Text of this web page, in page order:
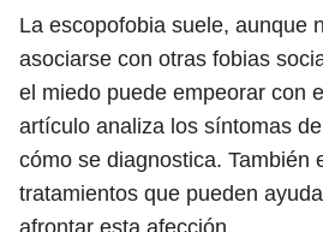
La escopofobia suele, aunque
asociarse con otras fobias
el miedo puede empeorar con
artículo analiza los síntomas
cómo se diagnostica. También
tratamientos que pueden
afrontar esta afección.